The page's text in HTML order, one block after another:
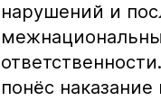
нарушений и
понёс